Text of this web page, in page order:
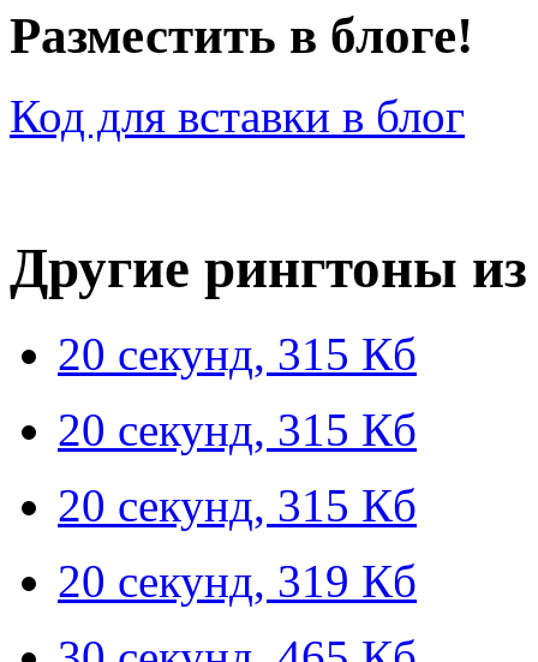
Разместить в блоге!
Код для вставки в блог
Другие рингтоны из
20 секунд, 315 Кб
20 секунд, 315 Кб
20 секунд, 315 Кб
20 секунд, 319 Кб